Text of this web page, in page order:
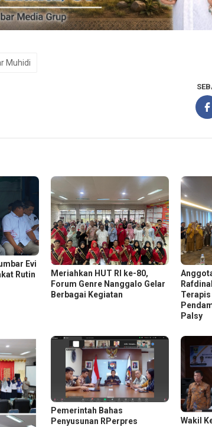
Muhidi
Evi
Rutin
Meriahkan HUT RI ke-80,
Forum Genre Nanggalo Gelar
Berbagai Kegiatan
Palsy
Pemerintah Bahas
Penyusunan RPerpres
Wakil